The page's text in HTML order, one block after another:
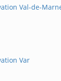
Val-de-
Var